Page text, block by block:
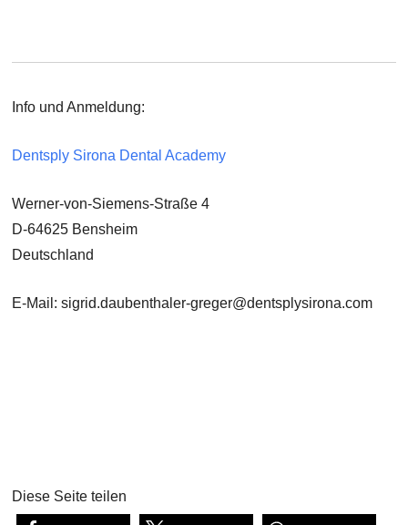
Info und Anmeldung:
Dentsply Sirona Dental Academy
Werner-von-Siemens-Straße 4
D-64625 Bensheim
Deutschland
E-Mail: sigrid.daubenthaler-greger@dentsplysirona.com
Diese Seite teilen